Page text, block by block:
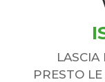
LASCIA
PRESTO